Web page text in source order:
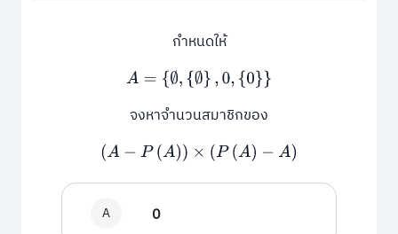
กำหนดให้
A ={∅,{∅},0,{0}}
จงหาจำนวนสมาชิกของ
(A−P(A) × P(A)−A)
A 0